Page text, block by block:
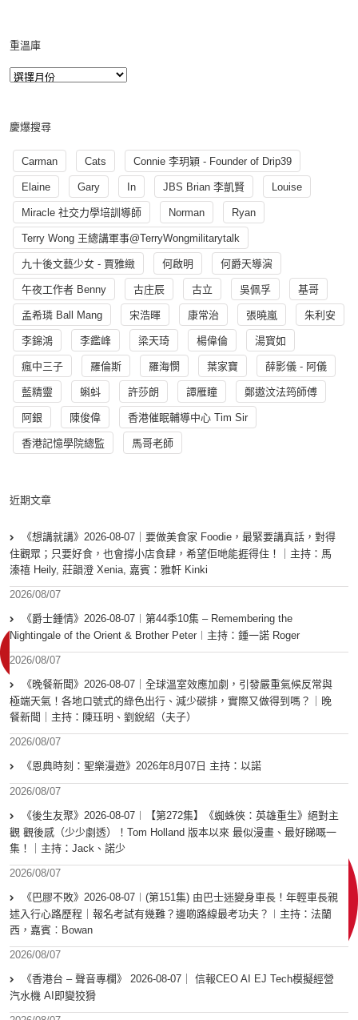
重溫庫
慶爆搜尋
Carman Cats Connie 李玥穎 - Founder of Drip39
Elaine Gary In JBS Brian 李凱賢 Louise
Miracle 社交力學培訓導師 Norman Ryan
Terry Wong 王總講軍事@TerryWongmilitarytalk
九十後文藝少女 - 賈雅緻 何啟明 何爵天導演
午夜工作者 Benny 古庄辰 古立 吳佩孚 基哥
孟希璘 Ball Mang 宋浩暉 康常治 張曉嵐 朱利安
李錦鴻 李鑑峰 梁天琦 楊偉倫 湯寳如
瘋中三子 羅倫斯 羅海憫 葉家寶 薛影儀 - 阿儀
藍精靈 蝌蚪 許莎朗 譚雁瞳 鄭遨汶法筠師傅
阿銀 陳俊偉 香港催眠輔導中心 Tim Sir
香港記憶學院總監 馬哥老師
近期文章
《想講就講》2026-08-07｜要做美食家 Foodie，最緊要講真話，對得
住觀眾；只要好食，也會撐小店食肆，希望佢哋能捱得住！｜主持：馬
溱禧 Heily, 莊韻澄 Xenia, 嘉賓：雅軒 Kinki
2026/08/07
《爵士鍾情》2026-08-07︱第44季10集 – Remembering the
Nightingale of the Orient & Brother Peter︱主持：鍾一諾 Roger
2026/08/07
《晚餐新聞》2026-08-07｜全球溫室效應加劇，引發嚴重氣候反常與
極端天氣！各地口號式的綠色出行、減少碳排，實際又做得到嗎？｜晚
餐新聞｜主持：陳珏明、劉銳紹（夫子）
2026/08/07
《恩典時刻：聖樂漫遊》2026年8月07日 主持：以諾
2026/08/07
《後生友聚》2026-08-07︱【第272集】《蜘蛛俠：英雄重生》絕對主
觀 觀後感（少少劇透）！Tom Holland 版本以來 最似漫畫、最好睇嘅一
集！｜主持：Jack、諾少
2026/08/07
《巴膠不敗》2026-08-07︱(第151集) 由巴士迷變身車長！年輕車長親
述入行心路歷程｜報名考試有幾難？邊啲路線最考功夫？︱主持：法蘭
西，嘉賓︰Bowan
2026/08/07
《香港台 – 聲音專欄》 2026-08-07｜ 信報CEO AI EJ Tech模擬經營
汽水機 AI即變狡猾